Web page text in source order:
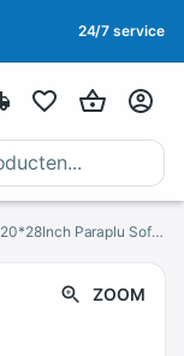
24/7 service
Fotografie Honingraat Voor 50*70Cm/20*28Inch Paraplu Softbox Studio Strobe Paraplu Softbox
ZOOM